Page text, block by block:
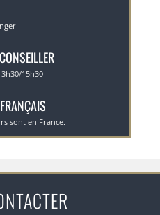
15h30
sont en France.